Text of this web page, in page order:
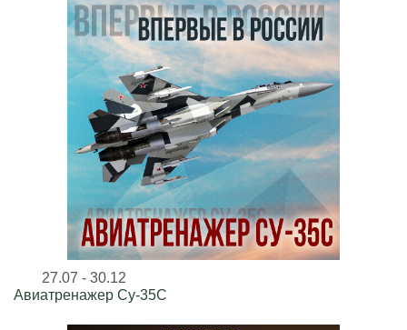
27.07 - 30.12
Авиатренажер Су-35С